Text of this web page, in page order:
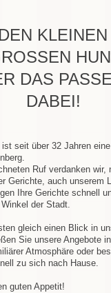
DAS
ABEI!
seit über 32 Jahren
Ruf verdanken wir,
Gerichte, auch unserem
Ihre Gerichte schnell
der Stadt.
gleich einen Blick in
Sie unsere Angebote
Atmosphäre oder
zu sich nach Hause.
guten Appetit!